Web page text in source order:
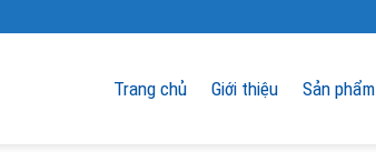
Trang chủ Giới thiệu Sản phẩm